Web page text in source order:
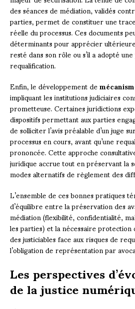
des séances de médiation, validés
parties, permet de constituer une
réelle du processus. Ces documents
déterminants pour apprécier
resté dans son rôle ou s’il a adopté
requalification.
Enfin, le développement de
impliquant les institutions judiciaires
prometteuse. Certaines juridictions
dispositifs permettant aux parties
de solliciter l’avis préalable d’un juge
processus en cours, avant qu’une
prononcée. Cette approche
juridique accrue tout en préservant la
modes alternatifs de règlement des
L’ensemble de ces bonnes pratiques
d’équilibre entre la préservation des
médiation (flexibilité, confidentialité,
les parties) et la nécessaire
des justiciables face aux risques de
l’obligation de représentation par
Les perspectives
de la justice